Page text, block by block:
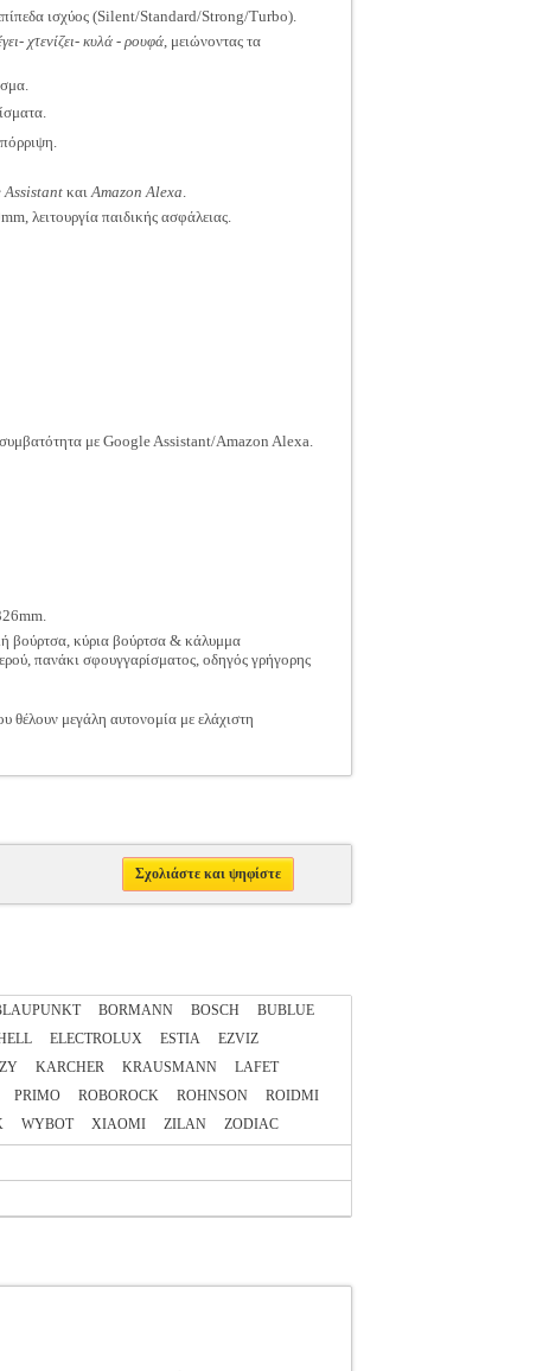
ισχύος (Silent/Standard/Strong/Turbo).
χτενίζει- κυλά - ρουφά, μειώνοντας τα
AssistantκαιAmazon Alexa.
λειτουργία παιδικής ασφάλειας.
συμβατότητα με Google Assistant/Amazon Alexa.
βούρτσα, κύρια βούρτσα & κάλυμμα
πανάκι σφουγγαρίσματος, οδηγός γρήγορης
θέλουν μεγάλη αυτονομία με ελάχιστη
Σχολιάστε και ψηφίστε
BORMANN BOSCH
BUBLUE
ELECTROLUX ESTIA
EZVIZ
KARCHER KRAUSMANN
LAFET
PRIMO ROBOROCK ROHNSON
ROIDMI
WYBOT XIAOMI ZILAN ZODIAC